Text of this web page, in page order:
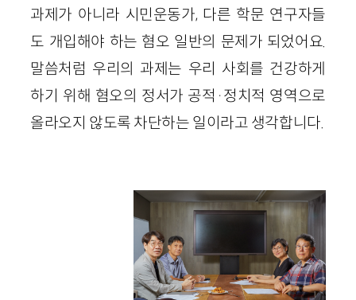
과제가 아니라 시민운동가, 다른 학문 연구자들
도 개입해야 하는 혐오 일반의 문제가 되었어요.
말씀처럼 우리의 과제는 우리 사회를 건강하게
하기 위해 혐오의 정서가 공적·정치적 영역으로
올라오지 않도록 차단하는 일이라고 생각합니다.